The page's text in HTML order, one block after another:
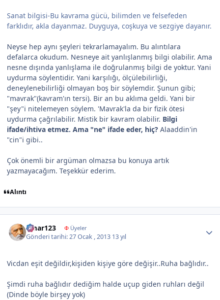
Sanat bilgisi-Bu kavrama gücü, bilimden ve felsefeden
farklıdır, akla dayanmaz. Duyguya, coşkuya ve sezgiye dayanır.
Neyse hep aynı şeyleri tekrarlamayalım. Bu alıntılara
defalarca okudum. Nesneye ait yanlışlanmış bilgi olabilir. Ama
nesne dışında yanlışlama ile doğrulanmış bilgi de yoktur. Yani
uydurma söylentidir. Yani karşılığı, ölçülebilirliği,
deneylenebilirliği olmayan boş bir söylemdir. Şunun gibi;
"mavrak"(kavram'ın tersi). Bir an bu aklıma geldi. Yani bir
"şey"i nitelemeyen söylem. 'Mavrak'la da bir fizik ötesi
uydurma çağrılabilir. Mistik bir kavram olabilir. Bilgi
ifade/ihtiva etmez. Ama "ne" ifade eder, hiç? Alaaddin'in
"cin"i gibi..
Çok önemli bir argüman olmazsa bu konuya artık
yazmayacağım. Teşekkür ederim.
Alıntı
omar123 ΦÜyeler
Gönderi tarihi:27 Ocak , 2013 13 yıl
Vicdan eşit değildir,kişiden kişiye göre değişir..Ruha bağlıdır..
Şimdi ruha bağlıdır dediğim halde uçup giden ruhları değil
(Dinde böyle birşey yok)